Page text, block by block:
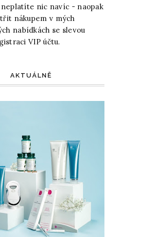
nic navíc - naopak
nákupem v mých
nabídkách se slevou
VIP účtu.
AKTUÁLNĚ